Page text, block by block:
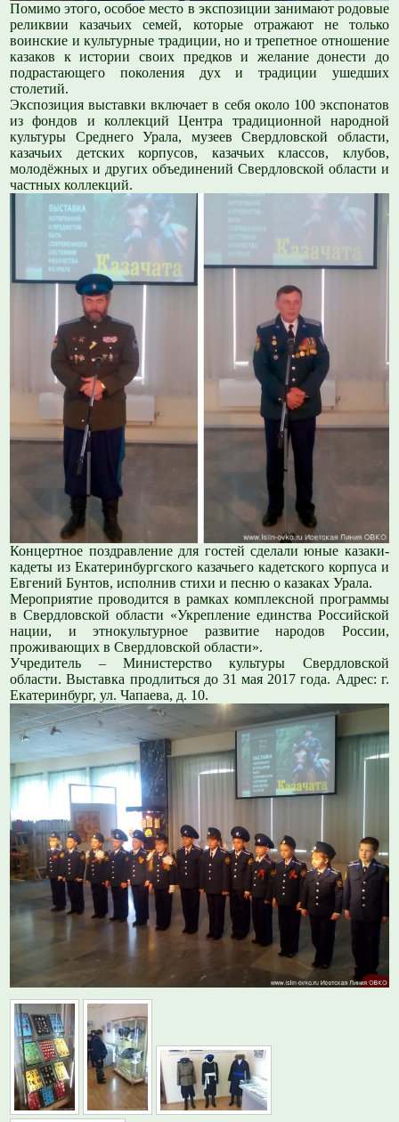
Помимо этого, особое место в экспозиции занимают родовые
реликвии казачьих семей, которые отражают не только
воинские и культурные традиции, но и трепетное отношение
казаков к истории своих предков и желание донести до
подрастающего поколения дух и традиции ушедших
столетий.
Экспозиция выставки включает в себя около 100 экспонатов
из фондов и коллекций Центра традиционной народной
культуры Среднего Урала, музеев Свердловской области,
казачьих детских корпусов, казачьих классов, клубов,
молодёжных и других объединений Свердловской области и
частных коллекций.
Концертное поздравление для гостей сделали юные казаки-
кадеты из Екатеринбургского казачьего кадетского корпуса и
Евгений Бунтов, исполнив стихи и песню о казаках Урала.
Мероприятие проводится в рамках комплексной программы
в Свердловской области «Укрепление единства Российской
нации, и этнокультурное развитие народов России,
проживающих в Свердловской области».
Учредитель – Министерство культуры Свердловской
области. Выставка продлиться до 31 мая 2017 года. Адрес: г.
Екатеринбург, ул. Чапаева, д. 10.